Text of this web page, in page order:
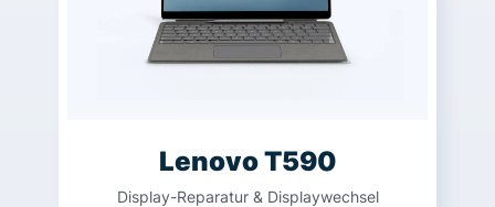
Lenovo T590
Display-Reparatur & Displaywechsel